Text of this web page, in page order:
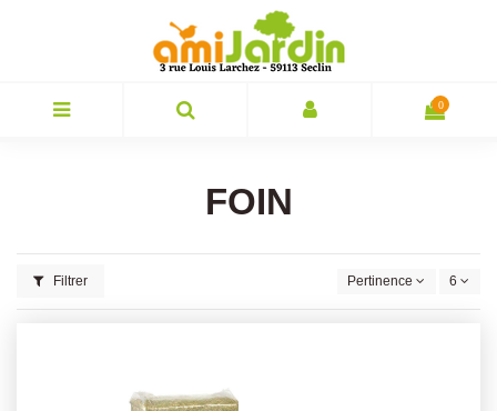
0
FOIN
Filtrer Pertinence 6